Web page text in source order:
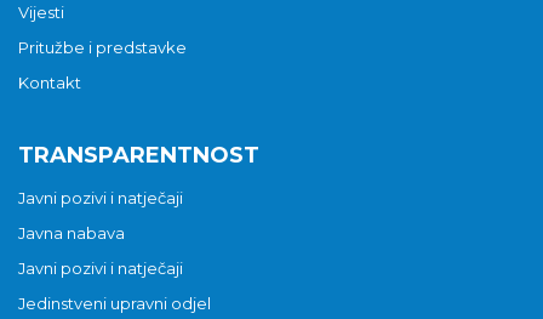
Vijesti
Pritužbe i predstavke
Kontakt
TRANSPARENTNOST
Javni pozivi i natječaji
Javna nabava
Javni pozivi i natječaji
Jedinstveni upravni odjel